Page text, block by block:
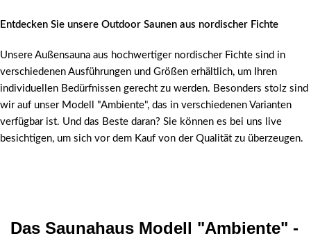
Entdecken Sie unsere Outdoor Saunen aus nordischer Fichte
Unsere Außensauna aus hochwertiger nordischer Fichte sind in
verschiedenen Ausführungen und Größen erhältlich, um Ihren
individuellen Bedürfnissen gerecht zu werden. Besonders stolz sind
wir auf unser Modell "Ambiente", das in verschiedenen Varianten
verfügbar ist. Und das Beste daran? Sie können es bei uns live
besichtigen, um sich vor dem Kauf von der Qualität zu überzeugen.
Das Saunahaus Modell "Ambiente" -